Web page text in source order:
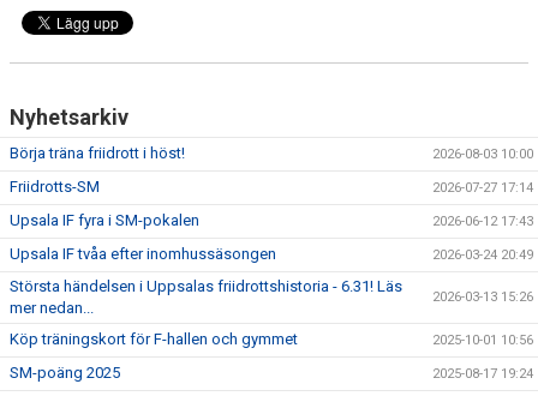
Nyhetsarkiv
Börja träna friidrott i höst! 2026-08-03 10:00
Friidrotts-SM 2026-07-27 17:14
Upsala IF fyra i SM-pokalen 2026-06-12 17:43
Upsala IF tvåa efter inomhussäsongen 2026-03-24 20:49
Största händelsen i Uppsalas friidrottshistoria - 6.31! Läs
mer nedan...
2026-03-13 15:26
Köp träningskort för F-hallen och gymmet 2025-10-01 10:56
SM-poäng 2025 2025-08-17 19:24